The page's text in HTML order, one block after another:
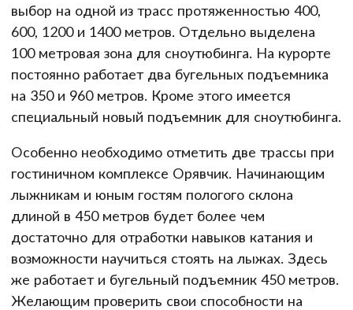
выбор на одной из трасс протяженностью 400,
600, 1200 и 1400 метров. Отдельно выделена
100 метровая зона для сноутюбинга. На курорте
постоянно работает два бугельных подъемника
на 350 и 960 метров. Кроме этого имеется
специальный новый подъемник для сноутюбинга.
Особенно необходимо отметить две трассы при
гостиничном комплексе Орявчик. Начинающим
лыжникам и юным гостям пологого склона
длиной в 450 метров будет более чем
достаточно для отработки навыков катания и
возможности научиться стоять на лыжах. Здесь
же работает и бугельный подъемник 450 метров.
Желающим проверить свои способности на